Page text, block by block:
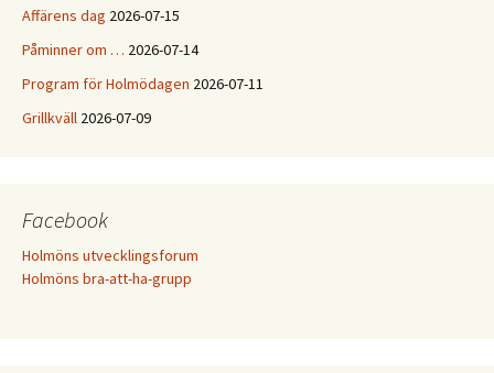
Affärens dag 2026-07-15
Påminner om … 2026-07-14
Program för Holmödagen 2026-07-11
Grillkväll 2026-07-09
Facebook
Holmöns utvecklingsforum
Holmöns bra-att-ha-grupp